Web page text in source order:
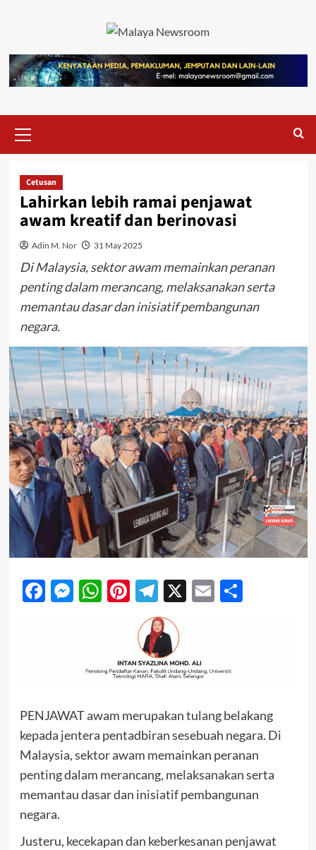
Cetusan
Lahirkan lebih ramai penjawat
awam kreatif dan berinovasi
Adin M. Nor 31 May 2025
Di Malaysia, sektor awam memainkan peranan
penting dalam merancang, melaksanakan serta
memantau dasar dan inisiatif pembangunan
negara.
Facebook
Messenger
WhatsApp
Pinterest
Telegram
X EmailShare
PENJAWAT awam merupakan tulang belakang
kepada jentera pentadbiran sesebuah negara. Di
Malaysia, sektor awam memainkan peranan
penting dalam merancang, melaksanakan serta
memantau dasar dan inisiatif pembangunan
negara.
Justeru, kecekapan dan keberkesanan penjawat